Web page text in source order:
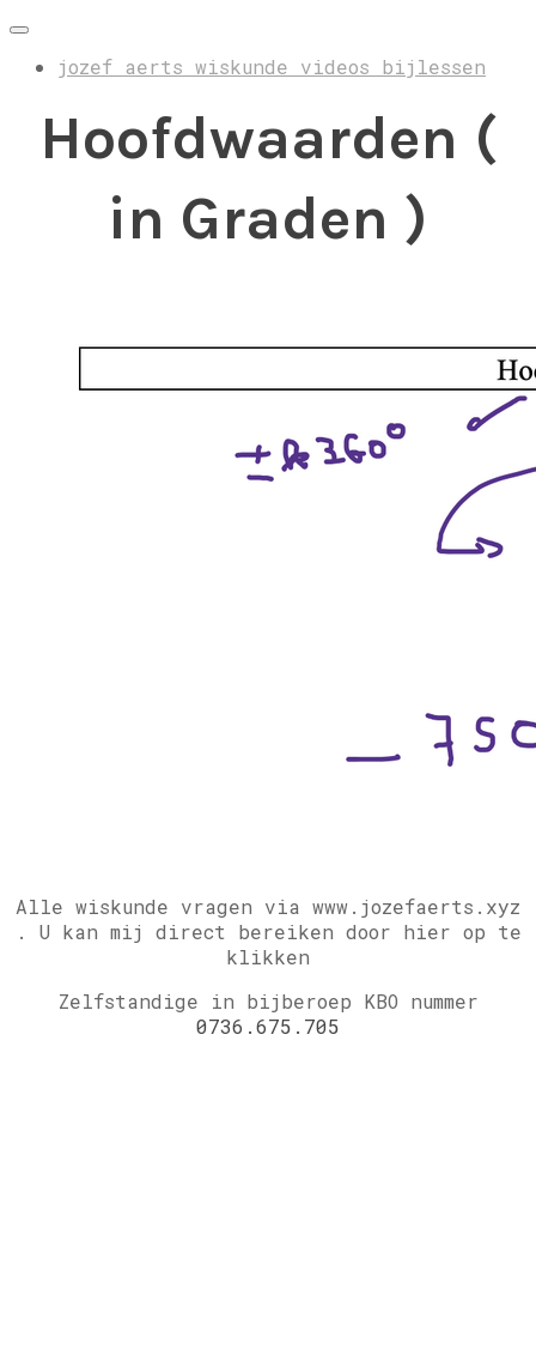
jozef aerts wiskunde videos bijlessen
Hoofdwaarden (
in Graden )
Alle wiskunde vragen via www.jozefaerts.xyz
. U kan mij direct bereiken door hier op te
klikken
Zelfstandige in bijberoep KBO nummer
0736.675.705